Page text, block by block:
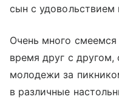
сын с
Очень много
время друг с
молодежи за
в различные